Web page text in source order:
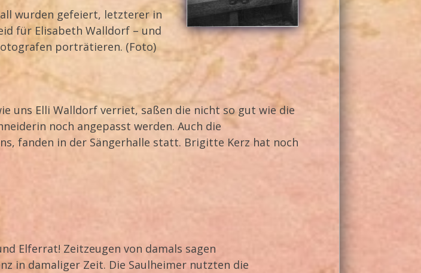
wurden gefeiert, letzterer in
für Elisabeth Walldorf – und
porträtieren. (Foto)
uns Elli Walldorf verriet, saßen die nicht so gut wie die
noch angepasst werden. Auch die
fanden in der Sängerhalle statt. Brigitte Kerz hat noch
Elferrat! Zeitzeugen von damals sagen
in damaliger Zeit. Die Saulheimer nutzten die